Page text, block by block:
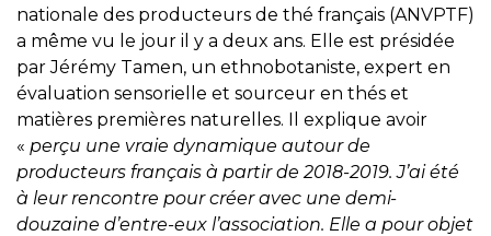
nationale des producteurs de thé français (ANVPTF)
a même vu le jour il y a deux ans. Elle est présidée
par Jérémy Tamen, un ethnobotaniste, expert en
évaluation sensorielle et sourceur en thés et
matières premières naturelles. Il explique avoir
« perçu une vraie dynamique autour de
producteurs français à partir de 2018-2019. J’ai été
à leur rencontre pour créer avec une demi-
douzaine d’entre-eux l’association. Elle a pour objet